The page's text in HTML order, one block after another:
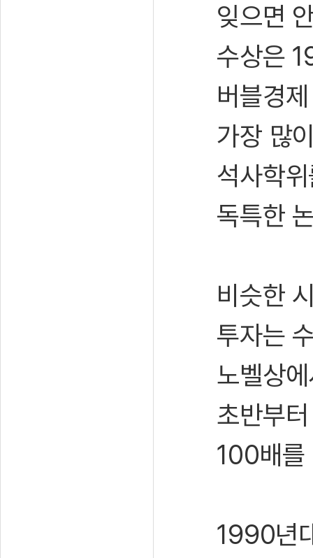
잊으면
수상은
버블경
가장 많
석사학
독특한
비슷한
투자는
노벨상
초반부
100배를
1990년